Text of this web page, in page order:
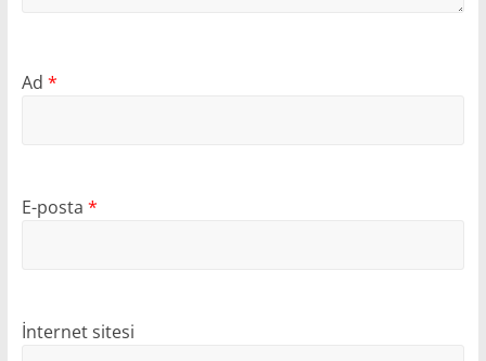
Ad *
E-posta *
İnternet sitesi